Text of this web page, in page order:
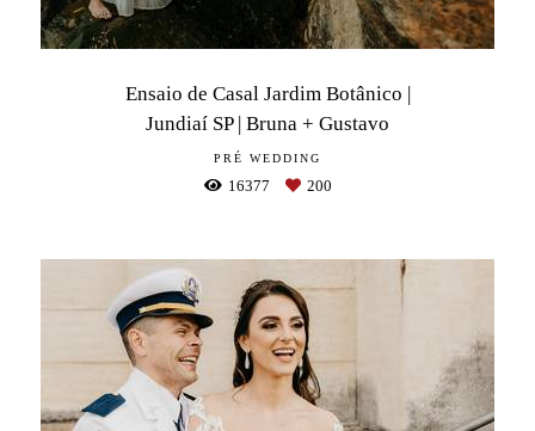
Ensaio de Casal Jardim Botânico |
Jundiaí SP | Bruna + Gustavo
PRÉ WEDDING
16377 200